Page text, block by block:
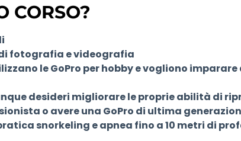
CORSO?
fotografia e videografia
le GoPro per hobby e vogliono
desideri migliorare le proprie abilità di
o avere una GoPro di ultima
snorkeling e apnea fino a 10 metri di